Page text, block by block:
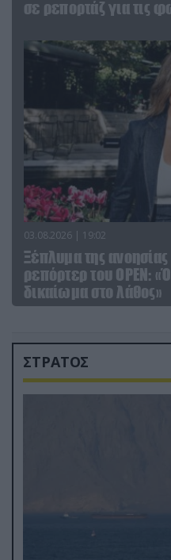
σε ρεπορτάζ για τις
03.08.2026 | 19:02
Ξέπλυμα της
ρεπόρτερ του ΟΡΕΝ:
δικαίωμα στο λάθος»
ΣΤΡΑΤΟΣ